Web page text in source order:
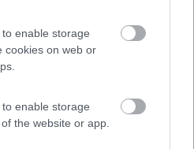
enable storage
cookies on web or
enable storage
the website or app.
13/04/2015 15:44
gente che c'era